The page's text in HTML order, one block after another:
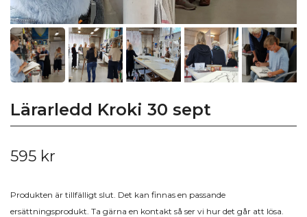
Lärarledd Kroki 30 sept
595 kr
Produkten är tillfälligt slut. Det kan finnas en passande
ersättningsprodukt. Ta gärna en kontakt så ser vi hur det går att lösa.